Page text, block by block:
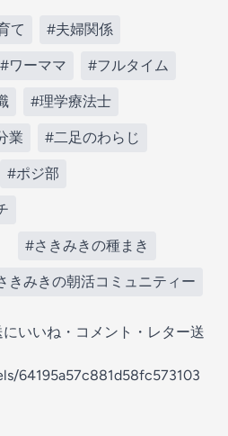
て #夫婦関係
#ワーママ #フルタイム
#理学療法士
業 #二足のわらじ
#ポジ部
#さきみきの種まき
きみきの朝活コミュニティー
いいね・コメント・レター送
64195a57c881d58fc573103